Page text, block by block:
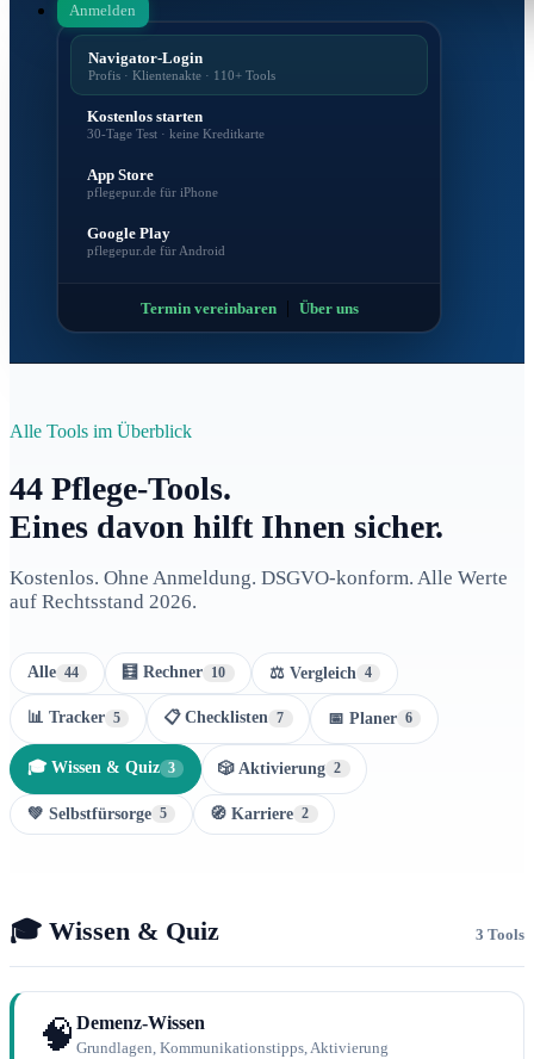
Anmelden
Navigator-Login
Profis · Klientenakte · 110+ Tools
Kostenlos starten
30-Tage Test · keine Kreditkarte
App Store
pflegepur.de für iPhone
Google Play
pflegepur.de für Android
Termin vereinbaren| Über uns
Alle Tools im Überblick
44 Pflege-Tools.
Eines davon hilft Ihnen sicher.
Kostenlos. Ohne Anmeldung. DSGVO-konform. Alle Werte
auf Rechtsstand 2026.
Alle 44 🧮 Rechner 10 ⚖️ Vergleich 4
📊 Tracker 5 📋 Checklisten 7 📅 Planer 6
🎓 Wissen & Quiz 3 🎲 Aktivierung 2
💚 Selbstfürsorge 5 🧭 Karriere 2
🎓 Wissen & Quiz 3 Tools
🧠 Demenz-Wissen
Grundlagen, Kommunikationstipps, Aktivierung